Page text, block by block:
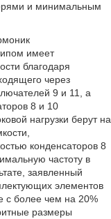
и минимальным
имеет
благодаря
через
9 и 11, а
8 и 10
нагрузки берут на
конденсаторов 8
частоту в
заявленный
элементов
с более чем на 20%
размеры